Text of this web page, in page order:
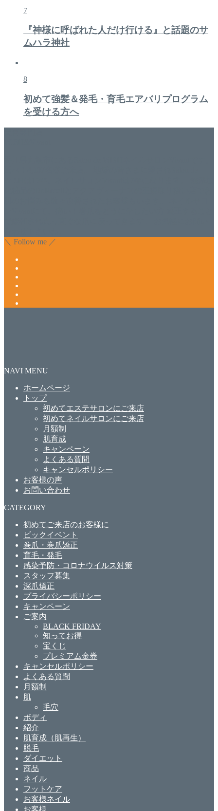
7
『神様に呼ばれた人だけ行ける』と話題のサ
ムハラ神社
8
初めて強髪＆発毛・育毛エアバリプログラム
を受ける方へ
＼ Follow me ／
NAVI MENU
ホームページ
トップ
初めてエステサロンにご来店
初めてネイルサロンにご来店
月額制
肌育成
キャンペーン
よくある質問
キャンセルポリシー
お客様の声
お問い合わせ
CATEGORY
初めてご来店のお客様に
ビックイベント
巻爪・巻爪矯正
育毛・発毛
感染予防・コロナウイルス対策
スタッフ募集
深爪矯正
プライバシーポリシー
キャンペーン
ご案内
BLACK FRIDAY
知ってお得
宝くじ
プレミアム金券
キャンセルポリシー
よくある質問
月額制
肌
毛穴
ボディ
紹介
肌育成（肌再生）
脱毛
ダイエット
商品
ネイル
フットケア
お客様ネイル
お客様